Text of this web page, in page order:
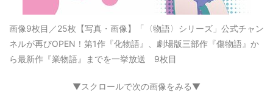
画像9枚目／25枚 【写真・画像】「〈物語〉シリーズ」公式チャン
ネルが再びOPEN！第1作『化物語』、劇場版三部作『傷物語』か
ら最新作『業物語』までを一挙放送 9枚目
▼スクロールで次の画像をみる▼